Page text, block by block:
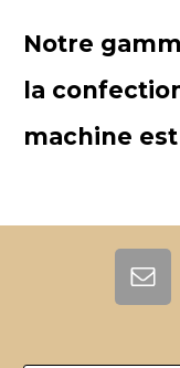
Notre
la
machine